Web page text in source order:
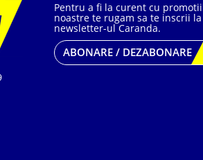
Pentru a fi la curent cu
noastre te rugam sa te inscrii la
newsletter-ul Caranda.
ABONARE / DEZABONARE